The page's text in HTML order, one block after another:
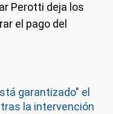
Perotti deja los
el pago del
garantizado" el
la intervención